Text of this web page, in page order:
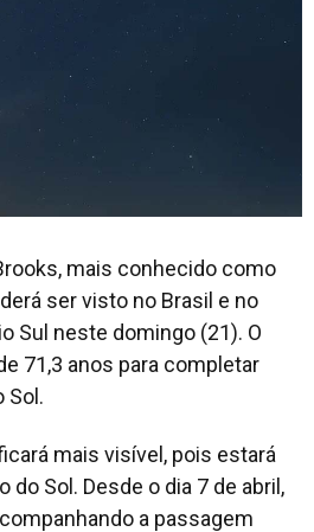
mais conhecido como
ser visto no Brasil e no
Sul neste domingo (21). O
71,3 anos para completar
Sol.
mais visível, pois estará
do Sol. Desde o dia 7 de abril,
a passagem